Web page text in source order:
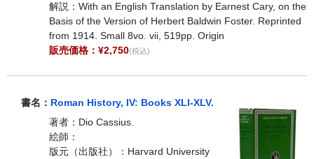
解説：With an English Translation by Earnest Cary, on the
Basis of the Version of Herbert Baldwin Foster. Reprinted
from 1914. Small 8vo. vii, 519pp. Origin
販売価格：¥2,750(税込)
書名： Roman History, IV: Books XLI-XLV.
著者：Dio Cassius.
絵師：
版元（出版社）：Harvard University